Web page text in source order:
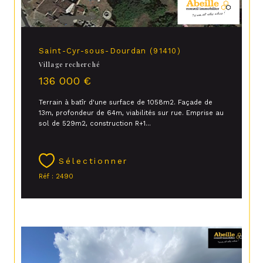
Saint-Cyr-sous-Dourdan (91410)
Village recherché
136 000 €
Terrain à batîr d'une surface de 1058m2. Façade de
13m, profondeur de 64m, viabilités sur rue. Emprise au
sol de 529m2, construction R+1...
Sélectionner
Réf : 2490